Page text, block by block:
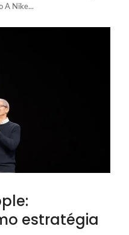
A Nike...
estratégia